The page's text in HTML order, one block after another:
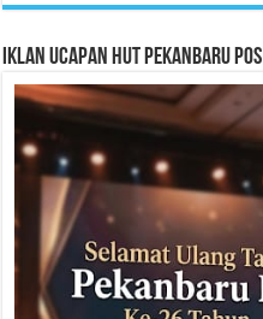
Iklan Ucapan HUT Pekanbaru Pos